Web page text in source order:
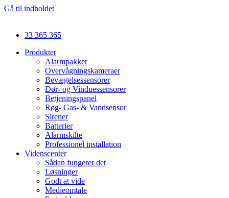
Gå til indholdet
33 365 365
Produkter
Alarmpakker
Overvågningskameraer
Bevægelsessensorer
Dør- og Vinduessensorer
Betjeningspanel
Røg- Gas- & Vandsensor
Sirener
Batterier
Alarmskilte
Professionel installation
Videnscenter
Sådan fungerer det
Løsninger
Godt at vide
Medieomtale